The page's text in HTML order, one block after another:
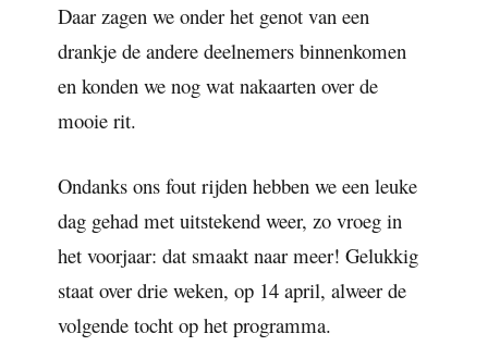
Daar zagen we onder het genot van een
drankje de andere deelnemers binnenkomen
en konden we nog wat nakaarten over de
mooie rit.
Ondanks ons fout rijden hebben we een leuke
dag gehad met uitstekend weer, zo vroeg in
het voorjaar: dat smaakt naar meer! Gelukkig
staat over drie weken, op 14 april, alweer de
volgende tocht op het programma.